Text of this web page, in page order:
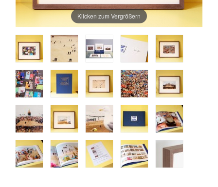
Klicken zum Vergrößern